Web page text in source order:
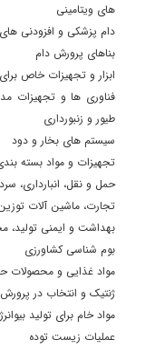
های ویتامینی
دام پزشکی و افزودنی
بناهای پرورش دام
ابزار و تجهیزات خاص
فناوری ها و تجهیزات
طیور و زنبورداری
سیستم های بخار و دود
تجهیزات و مواد بسته
حمل و نقل، انبارداری،
تجارت، ماشین آلات
بهداشت و ایمنی تولید،
بوم شناسی کشاورزی
مواد غذایی و محصولات
ژنتیک و انتخاب در
مواد خام برای تولید
عملیات زیست توده